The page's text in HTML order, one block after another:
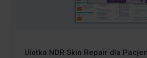
Ulotka NDR Skin Repair dla